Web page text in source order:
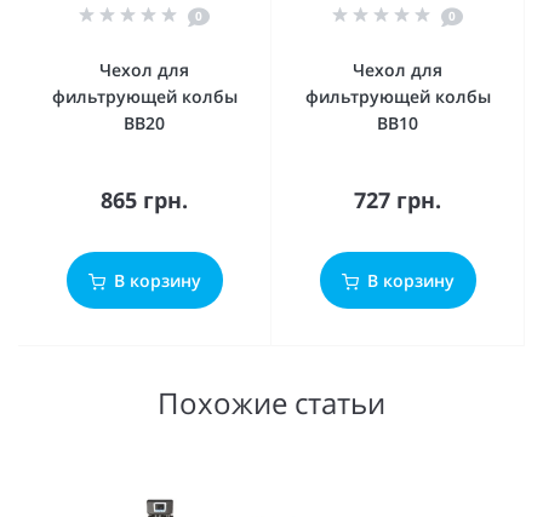
0
Чехол для
фильтрующей колбы
BB20
865 грн.
В корзину
0
Чехол для
фильтрующей колбы
BB10
727 грн.
В корзину
Похожие статьи